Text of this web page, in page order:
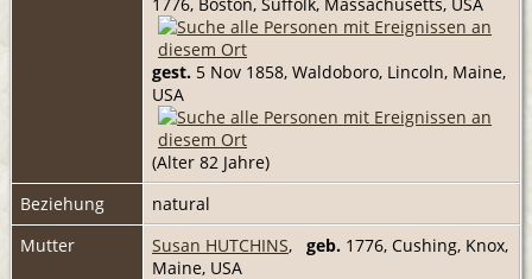
gest. 5 Nov 1858, Waldoboro, Lincoln, Maine,
USA
(Alter 82 Jahre)
Beziehung
natural
Mutter
Susan HUTCHINS, geb. 1776, Cushing, Knox,
Maine, USA